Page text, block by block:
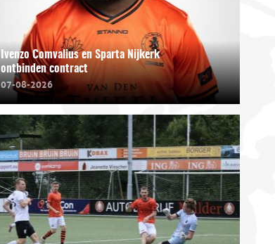
Ivenzo Comvalius en Sparta Nijkerk
ontbinden contract
07-08-2026